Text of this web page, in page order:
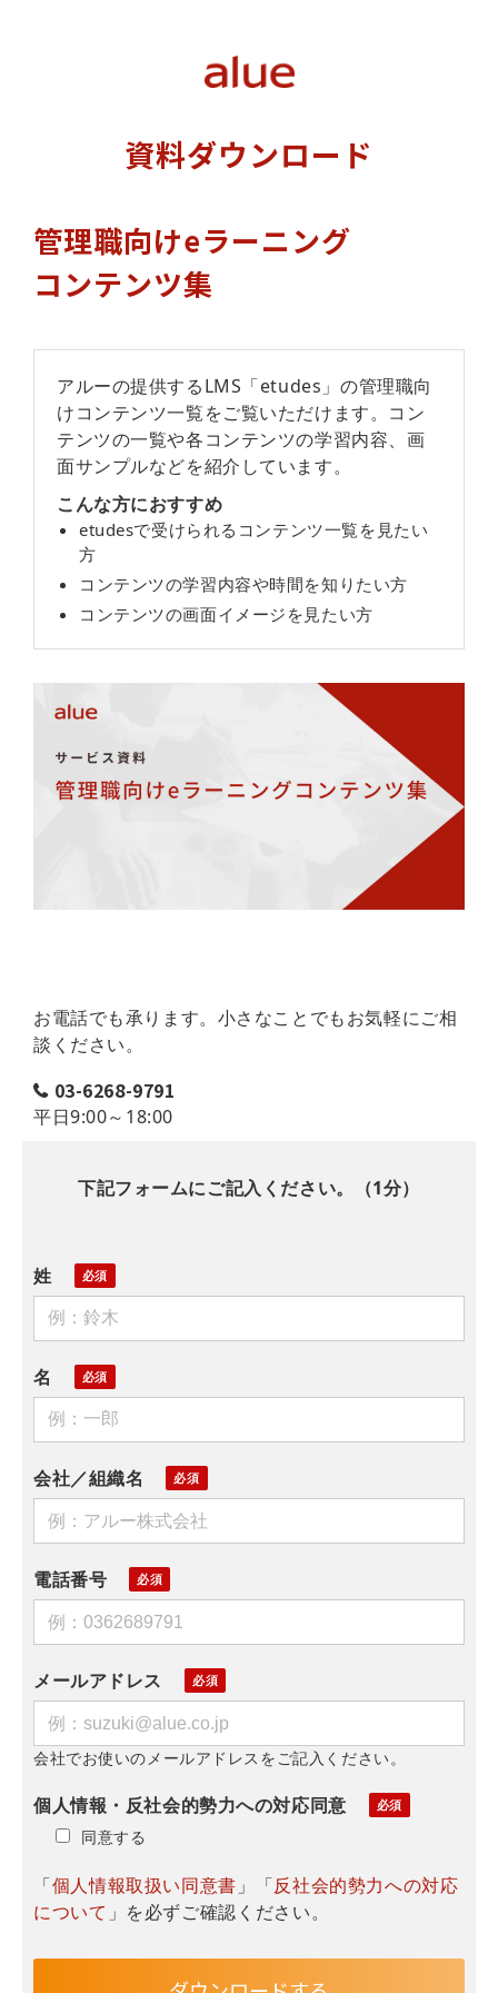
資料ダウンロード
管理職向けeラーニング
コンテンツ集
アルーの提供するLMS「etudes」の管理職向
けコンテンツ一覧をご覧いただけます。コン
テンツの一覧や各コンテンツの学習内容、画
面サンプルなどを紹介しています。
こんな方におすすめ
etudesで受けられるコンテンツ一覧を見たい
方
コンテンツの学習内容や時間を知りたい方
コンテンツの画面イメージを見たい方
お電話でも承ります。小さなことでもお気軽にご相
談ください。
03-6268-9791
平日9:00～18:00
下記フォームにご記入ください。（1分）
姓
名
会社／組織名
電話番号
メールアドレス
会社でお使いのメールアドレスをご記入ください。
個人情報・反社会的勢力への対応同意
同意する
「個人情報取扱い同意書 」「反社会的勢力への対応
について 」を必ずご確認ください。